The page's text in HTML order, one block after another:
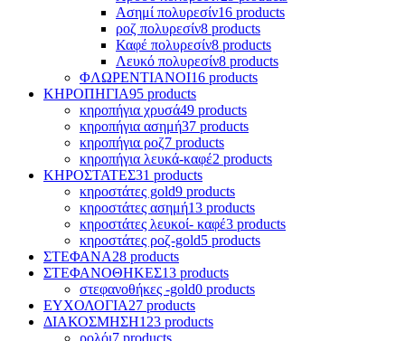
Ασημί πολυρεσίν16 products
ροζ πολυρεσίν8 products
Καφέ πολυρεσίν8 products
Λευκό πολυρεσίν8 products
ΦΛΩΡΕΝΤΙΑΝΟΙ16 products
ΚΗΡΟΠΗΓΙΑ95 products
κηροπήγια χρυσά49 products
κηροπήγια ασημή37 products
κηροπήγια ροζ7 products
κηροπήγια λευκά-καφέ2 products
ΚΗΡΟΣΤΑΤΕΣ31 products
κηροστάτες gold9 products
κηροστάτες ασημή13 products
κηροστάτες λευκοί- καφέ3 products
κηροστάτες ροζ-gold5 products
ΣΤΕΦΑΝΑ28 products
ΣΤΕΦΑΝΟΘΗΚΕΣ13 products
στεφανοθήκες -gold0 products
ΕΥΧΟΛΟΓΙΑ27 products
ΔΙΑΚΟΣΜΗΣΗ123 products
ρολόι7 products